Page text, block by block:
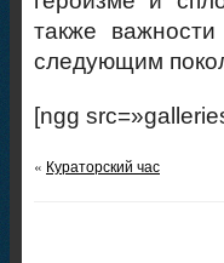
также
следующим
[ngg
« Кураторский час